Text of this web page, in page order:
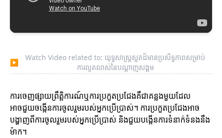
▶
Watch Video related to: យុទ្ធសាស្ត្រស្លតដ៏មានប្រសិទ្ធភាពសម្រាប់
ការលូតលាស់នៃបណ្តាញសង្គម
ការចេញផ្សាយព្រឹត្តិការណ៍ឬការប្រកួតប្រជែងគឺជាគន្លងមួយដែល
អាចជួយចង្កើនការចូលរួមរបស់អ្នកប្រើប្រាស់។ ការប្រកួតប្រជែងអាច
បង្ហាញពីការចូលរួមរបស់អ្នកប្រើប្រាស់ និងជួយបង្កើនការទំនាក់ទំនងនឹង
ម៉ាក។